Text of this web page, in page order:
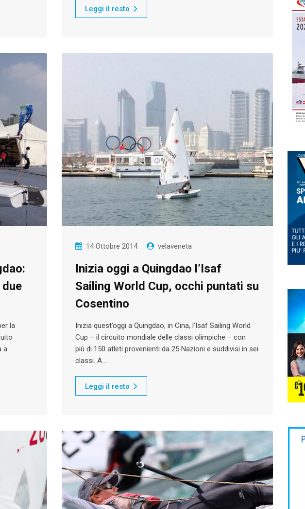
Leggi il resto
la
a
14 Ottobre 2014 velaveneta
Inizia oggi a Quingdao l’Isaf
Sailing World Cup, occhi puntati su
Cosentino
Inizia quest’oggi a Quingdao, in Cina, l’Isaf Sailing World
Cup – il circuito mondiale delle classi olimpiche – con
più di 150 atleti provenienti da 25 Nazioni e suddivisi in sei
classi. A…
Leggi il resto